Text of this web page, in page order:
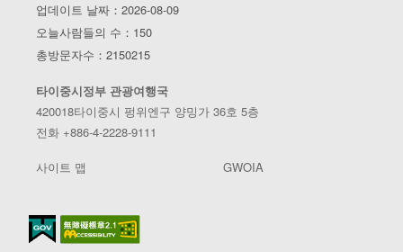
업데이트 날짜：2026-08-09
오늘사람들의 수：150
총방문자수：2150215
타이중시정부 관광여행국
420018타이중시 펑위엔구 양밍가 36호 5층
전화 +886-4-2228-9111
사이트 맵 GWOIA